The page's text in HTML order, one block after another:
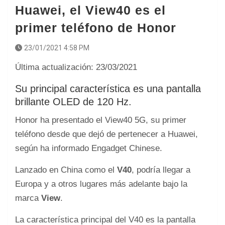
Huawei, el View40 es el
primer teléfono de Honor
23/01/2021 4:58 PM
Última actualización: 23/03/2021
Su principal característica es una pantalla
brillante OLED de 120 Hz.
Honor ha presentado el View40 5G, su primer
teléfono desde que dejó de pertenecer a Huawei,
según ha informado Engadget Chinese.
Lanzado en China como el V40, podría llegar a
Europa y a otros lugares más adelante bajo la
marca View.
La característica principal del V40 es la pantalla